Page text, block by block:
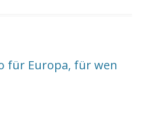
für Europa, für wen